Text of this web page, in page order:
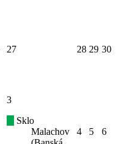
27 28 29 30
3
Sklo
Malachov
4 5 6